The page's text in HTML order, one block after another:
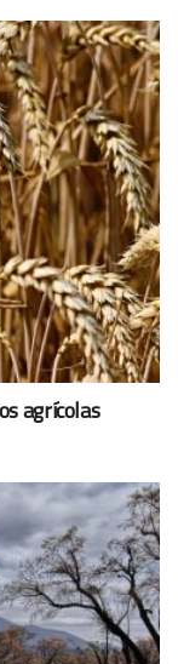
agrícolas